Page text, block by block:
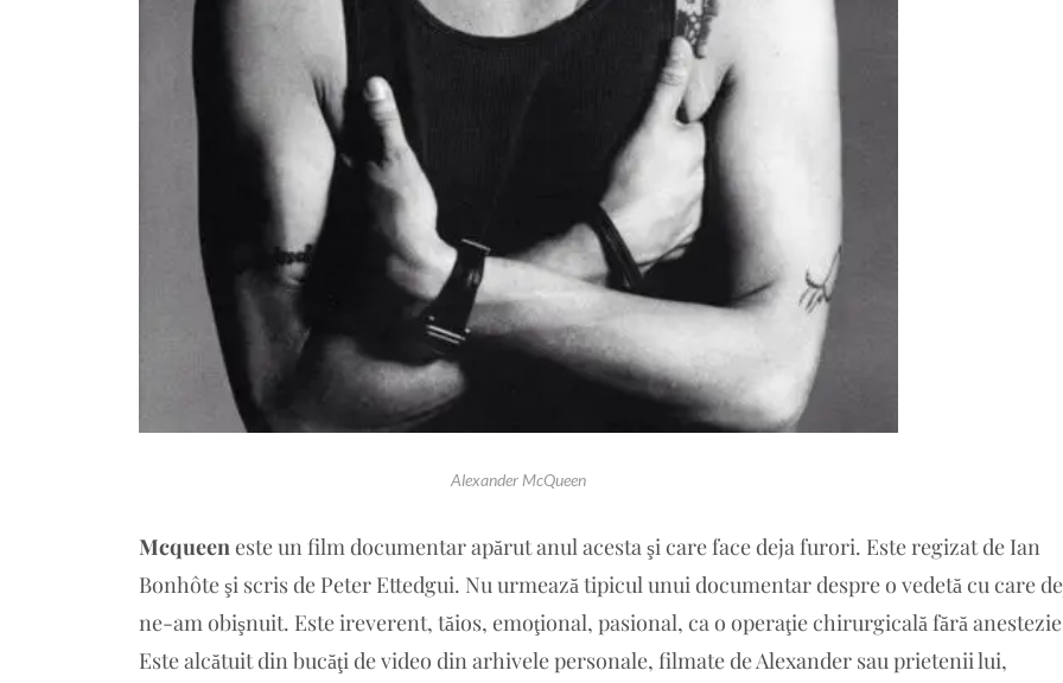
Alexander McQueen
Mcqueeneste un film documentar apărut anul acesta şi care face deja furori. Este regizat de Ian
Bonhôte şi scris de Peter Ettedgui. Nu urmează tipicul unui documentar despre o vedetă cu care
ne-am obişnuit. Este ireverent, tăios, emoţional, pasional, ca o operaţie chirurgicală fără
Este alcătuit din bucăţi de video din arhivele personale, filmate de Alexander sau prietenii lui,